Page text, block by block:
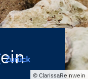
Zurück
ClarissaReinwein